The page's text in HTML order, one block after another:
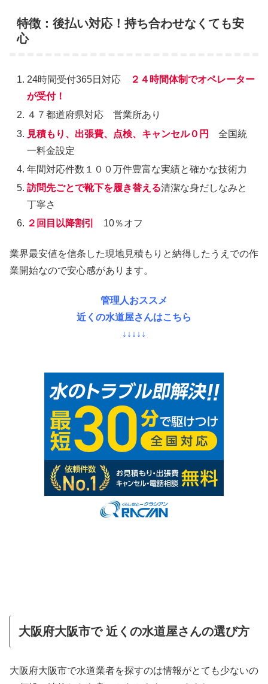
特徴：後払い対応！持ち合わせなくても安
心
24時間受付365日対応
２４時間体制でオペレーター
が受付！
４７都道府県対応 営業所あり
見積もり、出張費、点検、キャンセル０円
全国統
一料金設定
年間対応件数１００万件豊富な実績と確かな技術力
訪問先ごとで靴下を履き替える清潔な身だしなみと
丁寧さ
２回目以降割引
10％オフ
業界最安値を信条した現地見積もりと納得したうえでの作
業開始なので安心感があります。
管理人おススメ
近くの水道屋さんはこちら
↓↓↓↓↓
大阪府大阪市で 近くの水道屋さんの選び方
大阪府大阪市で水道業者を探すのは情報がとても少ないの